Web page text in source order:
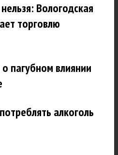
Вологодская
торговлю
пагубном влиянии
алкоголь